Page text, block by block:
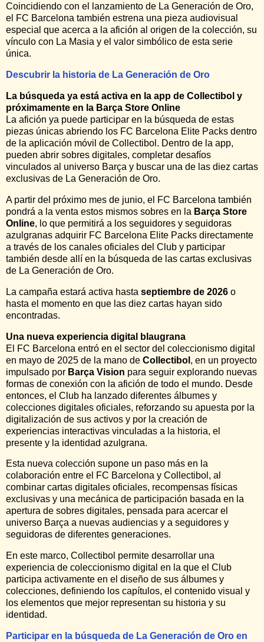
Coincidiendo con el lanzamiento de La Generación de Oro,
el FC Barcelona también estrena una pieza audiovisual
especial que acerca a la afición al origen de la colección, su
vínculo con La Masia y el valor simbólico de esta serie
única.
Descubrir la historia de La Generación de Oro
La búsqueda ya está activa en la app de Collectibol y
próximamente en la Barça Store Online
La afición ya puede participar en la búsqueda de estas
piezas únicas abriendo los FC Barcelona Elite Packs dentro
de la aplicación móvil de Collectibol. Dentro de la app,
pueden abrir sobres digitales, completar desafíos
vinculados al universo Barça y buscar una de las diez cartas
exclusivas de La Generación de Oro.
A partir del próximo mes de junio, el FC Barcelona también
pondrá a la venta estos mismos sobres en la Barça Store
Online, lo que permitirá a los seguidores y seguidoras
azulgranas adquirir FC Barcelona Elite Packs directamente
a través de los canales oficiales del Club y participar
también desde allí en la búsqueda de las cartas exclusivas
de La Generación de Oro.
La campaña estará activa hasta septiembre de 2026 o
hasta el momento en que las diez cartas hayan sido
encontradas.
Una nueva experiencia digital blaugrana
El FC Barcelona entró en el sector del coleccionismo digital
en mayo de 2025 de la mano de Collectibol , en un proyecto
impulsado por Barça Vision para seguir explorando nuevas
formas de conexión con la afición de todo el mundo. Desde
entonces, el Club ha lanzado diferentes álbumes y
colecciones digitales oficiales, reforzando su apuesta por la
digitalización de sus activos y por la creación de
experiencias interactivas vinculadas a la historia, el
presente y la identidad azulgrana.
Esta nueva colección supone un paso más en la
colaboración entre el FC Barcelona y Collectibol, al
combinar cartas digitales oficiales, recompensas físicas
exclusivas y una mecánica de participación basada en la
apertura de sobres digitales, pensada para acercar el
universo Barça a nuevas audiencias y a seguidores y
seguidoras de diferentes generaciones.
En este marco, Collectibol permite desarrollar una
experiencia de coleccionismo digital en la que el Club
participa activamente en el diseño de sus álbumes y
colecciones, definiendo los capítulos, el contenido visual y
los elementos que mejor representan su historia y su
identidad.
Participar en la búsqueda de La Generación de Oro en